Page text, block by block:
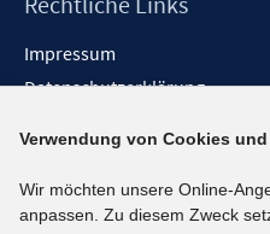
Impressum
Datenschutzerklärung
Barrieren melden
Social-Media-Kanäle
Verwendung von Cookies
Wir möchten unsere Online-
anpassen. Zu diesem Zweck